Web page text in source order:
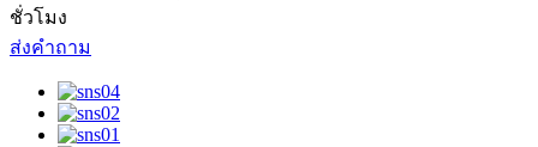
ชั่วโมง
ส่งคำถาม